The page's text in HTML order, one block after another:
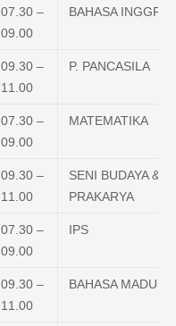
07.30 –
09.00
BAHASA INGGRIS
09.30 –
11.00
P. PANCASILA
07.30 –
09.00
MATEMATIKA
09.30 –
11.00
SENI BUDAYA &
PRAKARYA
07.30 –
09.00
IPS
09.30 –
11.00
BAHASA MADURA